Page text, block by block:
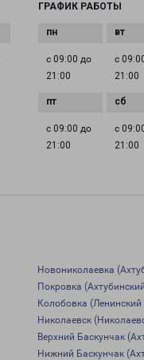
ГРАФИК РАБОТЫ
с 09:00 до
21:00
с
21:00
с 09:00 до
21:00
с
21:00
Новониколаевка
Покровка
Колобовка (Ленинский
Николаевск
Верхний Баскунчак
Нижний Баскунчак